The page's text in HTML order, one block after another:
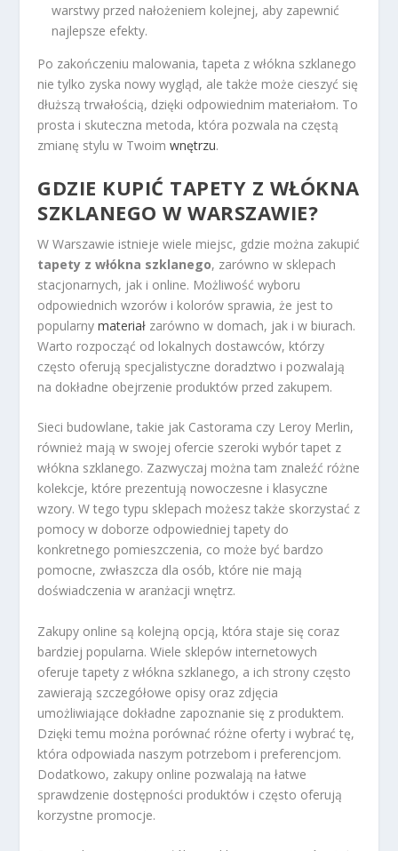
warstwy przed nałożeniem kolejnej, aby zapewnić
najlepsze efekty.
Po zakończeniu malowania, tapeta z włókna szklanego
nie tylko zyska nowy wygląd, ale także może cieszyć się
dłuższą trwałością, dzięki odpowiednim materiałom. To
prosta i skuteczna metoda, która pozwala na częstą
zmianę stylu w Twoimwnętrzu.
GDZIE KUPIĆ TAPETY Z WŁÓKNA
SZKLANEGO W WARSZAWIE?
W Warszawie istnieje wiele miejsc, gdzie można zakupić
tapety z włókna szklanego, zarówno w sklepach
stacjonarnych, jak i online. Możliwość wyboru
odpowiednich wzorów i kolorów sprawia, że jest to
popularnymateriał zarówno w domach, jak i w biurach.
Warto rozpocząć od lokalnych dostawców, którzy
często oferują specjalistyczne doradztwo i pozwalają
na dokładne obejrzenie produktów przed zakupem.
Sieci budowlane, takie jak Castorama czy Leroy Merlin,
również mają w swojej ofercie szeroki wybór tapet z
włókna szklanego. Zazwyczaj można tam znaleźć różne
kolekcje, które prezentują nowoczesne i klasyczne
wzory. W tego typu sklepach możesz także skorzystać z
pomocy w doborze odpowiedniej tapety do
konkretnego pomieszczenia, co może być bardzo
pomocne, zwłaszcza dla osób, które nie mają
doświadczenia w aranżacji wnętrz.
Zakupy online są kolejną opcją, która staje się coraz
bardziej popularna. Wiele sklepów internetowych
oferuje tapety z włókna szklanego, a ich strony często
zawierają szczegółowe opisy oraz zdjęcia
umożliwiające dokładne zapoznanie się z produktem.
Dzięki temu można porównać różne oferty i wybrać tę,
która odpowiada naszym potrzebom i preferencjom.
Dodatkowo, zakupy online pozwalają na łatwe
sprawdzenie dostępności produktów i często oferują
korzystne promocje.